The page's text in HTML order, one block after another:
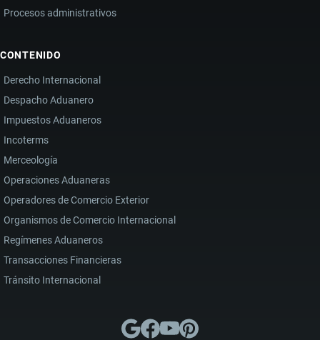
Procesos administrativos
CONTENIDO
Derecho Internacional
Despacho Aduanero
Impuestos Aduaneros
Incoterms
Merceología
Operaciones Aduaneras
Operadores de Comercio Exterior
Organismos de Comercio Internacional
Regímenes Aduaneros
Transacciones Financieras
Tránsito Internacional